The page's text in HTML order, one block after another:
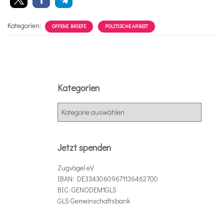
Kategorien: OFFENE BRIEFE POLITISCHE ARBEIT
Kategorien
g
r
i
e
n
Jetzt spenden
Zugvögel eV
IBAN: DE33430609671136462700
BIC: GENODEM1GLS
GLS Gemeinschaftsbank